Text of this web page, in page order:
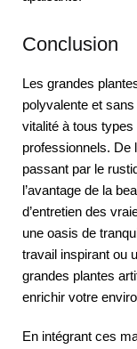
Conclusion
Les grandes
polyvalente et
vitalité à tous types
professionnels. De
passant par le
l’avantage de la
d’entretien des
une oasis de
travail inspirant ou
grandes plantes
enrichir votre
En intégrant ces